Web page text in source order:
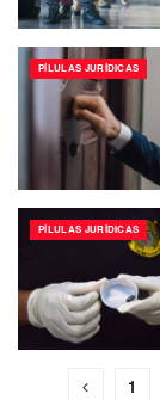
PÍLULAS JURÍDICAS
PÍLULAS JURÍDICAS
1